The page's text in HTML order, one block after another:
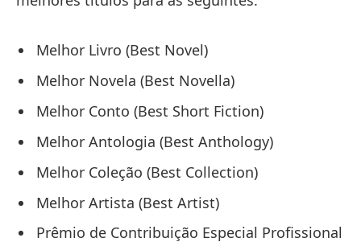
Melhor Livro (Best Novel)
Melhor Novela (Best Novella)
Melhor Conto (Best Short Fiction)
Melhor Antologia (Best Anthology)
Melhor Coleção (Best Collection)
Melhor Artista (Best Artist)
Prêmio de Contribuição Especial Profissional